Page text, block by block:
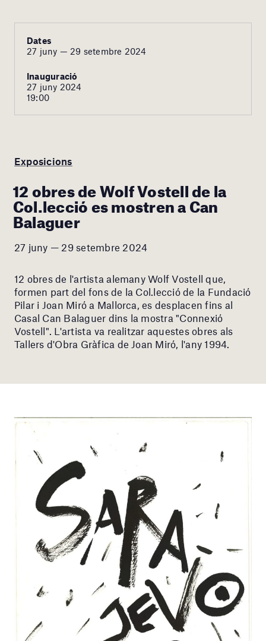
Dates
27 juny — 29 setembre 2024
Inauguració
27 juny 2024
19:00
Exposicions
12 obres de Wolf Vostell de la
Col.lecció es mostren a Can
Balaguer
27 juny — 29 setembre 2024
12 obres de l'artista alemany Wolf Vostell que,
formen part del fons de la Col.lecció de la Fundació
Pilar i Joan Miró a Mallorca, es desplacen fins al
Casal Can Balaguer dins la mostra "Connexió
Vostell". L'artista va realitzar aquestes obres als
Tallers d'Obra Gràfica de Joan Miró, l'any 1994.